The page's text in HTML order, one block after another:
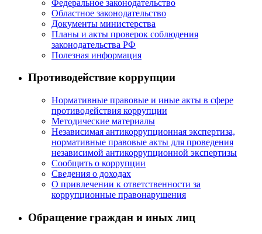
Федеральное законодательство
Областное законодательство
Документы министерства
Планы и акты проверок соблюдения
законодательства РФ
Полезная информация
Противодействие коррупции
Нормативные правовые и иные акты в сфере
противодействия коррупции
Методические материалы
Независимая антикоррупционная экспертиза,
нормативные правовые акты для проведения
независимой антикоррупционной экспертизы
Сообщить о коррупции
Сведения о доходах
О привлечении к ответственности за
коррупционные правонарушения
Обращение граждан и иных лиц